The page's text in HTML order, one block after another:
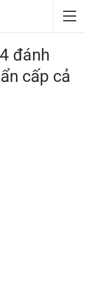
đánh
cấp cả